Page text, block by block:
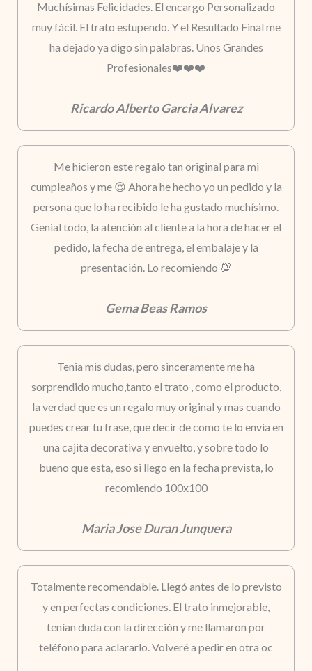
Muchísimas Felicidades. El encargo Personalizado
muy fácil. El trato estupendo. Y el Resultado Final me
ha dejado ya digo sin palabras. Unos Grandes
Profesionales❤️❤️❤️
Ricardo Alberto Garcia Alvarez
Me hicieron este regalo tan original para mi
cumpleaños y me 😍 Ahora he hecho yo un pedido y la
persona que lo ha recibido le ha gustado muchísimo.
Genial todo, la atención al cliente a la hora de hacer el
pedido, la fecha de entrega, el embalaje y la
presentación. Lo recomiendo 💯
Gema Beas Ramos
Tenia mis dudas, pero sinceramente me ha
sorprendido mucho,tanto el trato , como el producto,
la verdad que es un regalo muy original y mas cuando
puedes crear tu frase, que decir de como te lo envia en
una cajita decorativa y envuelto, y sobre todo lo
bueno que esta, eso si llego en la fecha prevista, lo
recomiendo 100x100
Maria Jose Duran Junquera
Totalmente recomendable. Llegó antes de lo previsto
y en perfectas condiciones. El trato inmejorable,
tenían duda con la dirección y me llamaron por
teléfono para aclararlo. Volveré a pedir en otra oc